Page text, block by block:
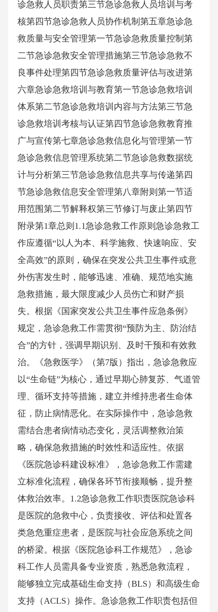
诊急救人员职责第三节急诊急救人员培训与考
核第四节急诊急救人员协作机制第五章急诊急
救质量与安全管理第一节急诊急救质量控制第
二节急诊急救安全管理措施第三节急诊急救不
良事件处理第四节急诊急救质量评估与改进第
六章急诊急救培训与教育第一节急诊急救培训
体系第二节急诊急救培训内容与方法第三节急
诊急救培训考核与认证第四节急诊急救教育推
广与宣传第七章急诊急救信息化与管理第一节
急诊急救信息管理系统第二节急诊急救数据统
计与分析第三节急诊急救信息共享与传递第四
节急诊急救信息安全管理第八章附则第一节适
用范围第二节解释权第三节修订与废止第四节
附录第1章总则1.1急诊急救工作原则急诊急救工
作应遵循“以人为本、科学施救、快速响应、安
全高效”的原则，确保在突发公共卫生事件或意
外伤害发生时，能够迅速、准确、规范地实施
急救措施，最大限度减少人员伤亡和财产损
失。根据《国家突发公共卫生事件应急条例》
规定，急诊急救工作需贯彻“预防为主、防治结
合”的方针，强调早期识别、及时干预和有效救
治。《急救医学》（第7版）指出，急诊急救应
以“生命链”为核心，通过早期心肺复苏、气道管
理、循环支持等措施，建立并维持患者生命体
征，防止病情恶化。在实际操作中，急诊急救
需结合患者病情动态变化，灵活调整救治策
略，确保急救措施的时效性和适应性。依据
《医院急诊科建设标准》，急诊急救工作需建
立标准化流程，确保各环节衔接顺畅，提升整
体救治效率。1.2急诊急救工作职责医院急诊科
是医院的急救中心，负责接收、评估和处置各
类急危重症患者，是医院与社会应急系统之间
的桥梁。根据《医院急诊科工作规范》，急诊
科工作人员需具备专业资质，熟悉急救流程，
能够独立完成基础生命支持（BLS）和高级生命
支持（ACLS）操作。急诊急救工作职责包括但